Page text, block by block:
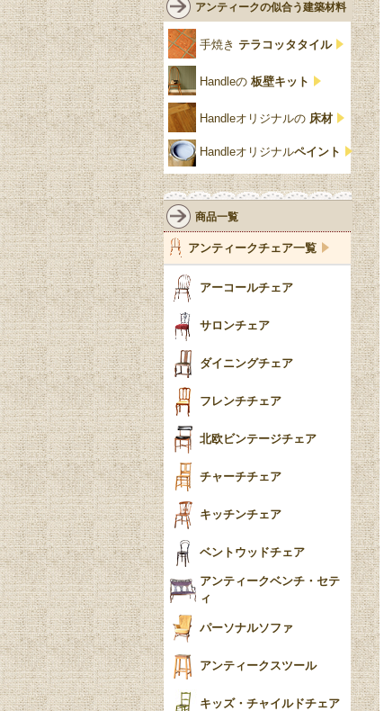
花台
仏壇おしゃれ
靴箱収納
スリッパ収納
壁掛け家具
パーテーション・間
仕切り
ガーデンファニチャ
ー
ミラー
花瓶おしゃれ
陶器の人形
ミッドセンチュリー
アールデコ
黒・ブラック
アカンサス
パイクラスト
脚のモチーフ一覧
ターニングレッグ
バルボスレッグ
ボビンターニング
ツイスト
トライポッド
バラスター
陶磁器の模様一覧
イマリ（IMARI）
サテンウッド材
コントワールドファミー
ユ
ジェニファーテイラー
チェスターフィールド
リリパットレーン
アングルポイズ
ウォーカー＆ホール
アンティークの似合う建築材料
手焼き テラコッタタイル
Handleの 板壁キット
Handleオリジナルの 床材
Handleオリジナルペイント
商品一覧
アンティークチェア一覧
アーコールチェア
サロンチェア
ダイニングチェア
フレンチチェア
北欧ビンテージチェア
チャーチチェア
キッチンチェア
ベントウッドチェア
アンティークベンチ・セテ
ィ
パーソナルソファ
アンティークスツール
キッズ・チャイルドチェア